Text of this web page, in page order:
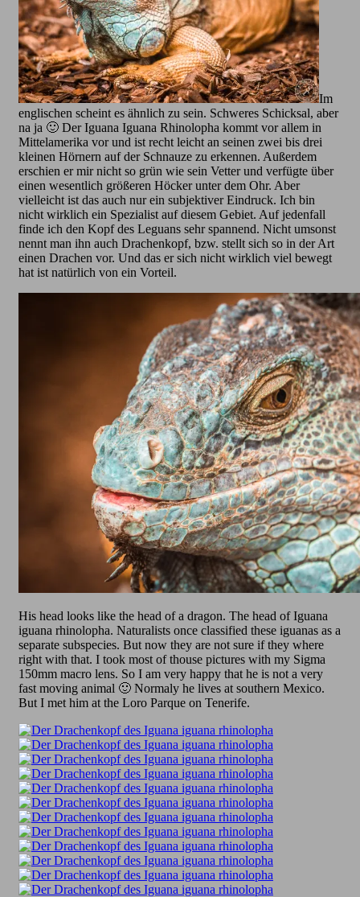
Im
englischen scheint es ähnlich zu sein. Schweres Schicksal, aber
na ja 🙂 Der Iguana Iguana Rhinolopha kommt vor allem in
Mittelamerika vor und ist recht leicht an seinen zwei bis drei
kleinen Hörnern auf der Schnauze zu erkennen. Außerdem
erschien er mir nicht so grün wie sein Vetter und verfügte über
einen wesentlich größeren Höcker unter dem Ohr. Aber
vielleicht ist das auch nur ein subjektiver Eindruck. Ich bin
nicht wirklich ein Spezialist auf diesem Gebiet. Auf jedenfall
finde ich den Kopf des Leguans sehr spannend. Nicht umsonst
nennt man ihn auch Drachenkopf, bzw. stellt sich so in der Art
einen Drachen vor. Und das er sich nicht wirklich viel bewegt
hat ist natürlich von ein Vorteil.
His head looks like the head of a dragon. The head of Iguana
iguana rhinolopha. Naturalists once classified these iguanas as a
separate subspecies. But now they are not sure if they where
right with that. I took most of thouse pictures with my Sigma
150mm macro lens. So I am very happy that he is not a very
fast moving animal 🙂 Normaly he lives at southern Mexico.
But I met him at the Loro Parque on Tenerife.